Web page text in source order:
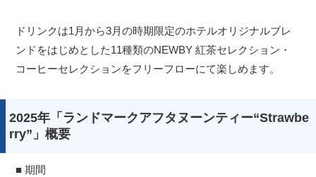
ドリンクは1月から3月の時期限定のホテルオリジナルブレ
ンドをはじめとした11種類のNEWBY 紅茶セレクション・
コーヒーセレクションをフリーフローにて楽しめます。
2025年「ランドマークアフタヌーンティー“Strawbe
rry”」概要
■ 期間